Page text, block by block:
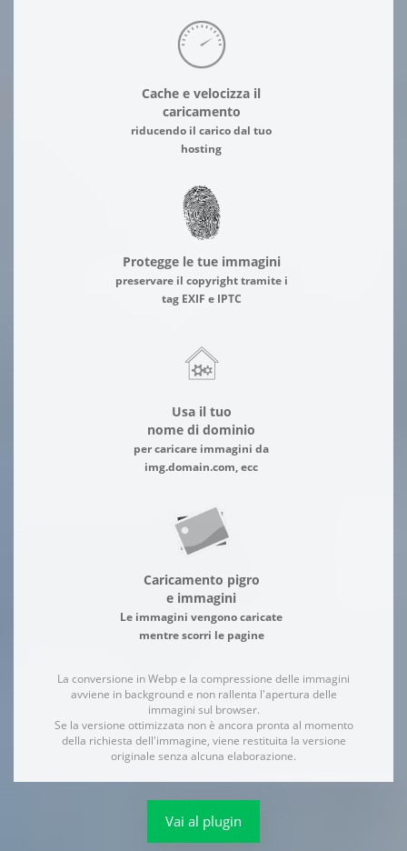
Cache e velocizza il
caricamento
riducendo il carico dal tuo
hosting
Protegge le tue immagini
preservare il copyright tramite i
tag EXIF e IPTC
Usa il tuo
nome di dominio
per caricare immagini da
img.domain.com, ecc
Caricamento pigro
e immagini
Le immagini vengono caricate
mentre scorri le pagine
La conversione in Webp e la compressione delle immagini
avviene in background e non rallenta l'apertura delle
immagini sul browser.
Se la versione ottimizzata non è ancora pronta al momento
della richiesta dell'immagine, viene restituita la versione
originale senza alcuna elaborazione.
Vai al plugin